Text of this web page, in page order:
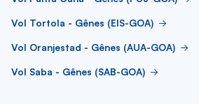
Vol Tortola - Gênes (EIS-GOA)
Vol Oranjestad - Gênes (AUA-GOA)
Vol Saba - Gênes (SAB-GOA)